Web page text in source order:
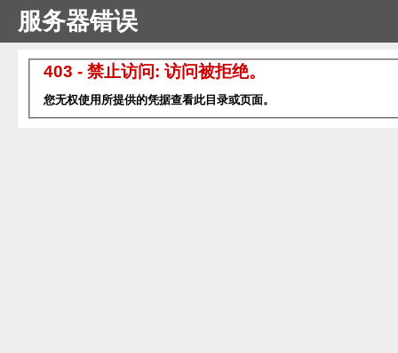
服务器错误
403 - 禁止访问: 访问被拒绝。
您无权使用所提供的凭据查看此目录或页面。